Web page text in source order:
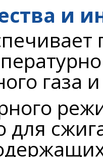
и
газа
для